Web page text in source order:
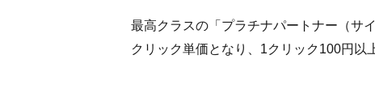
記
事
最高クラスの「プラチナパートナー（サ
クリック単価となり、1クリック100円以